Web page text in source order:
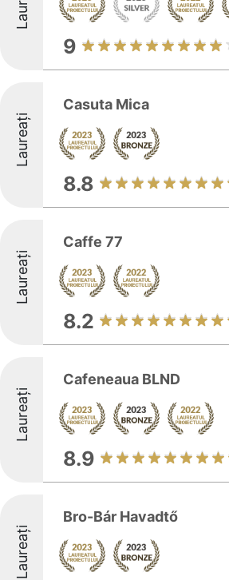
9
Laureați
Casuta Mica
8.8
Laureați
Caffe 77
8.2
Laureați
Cafeneaua BLND
8.9
Laureați
Bro-Bár Havadtő